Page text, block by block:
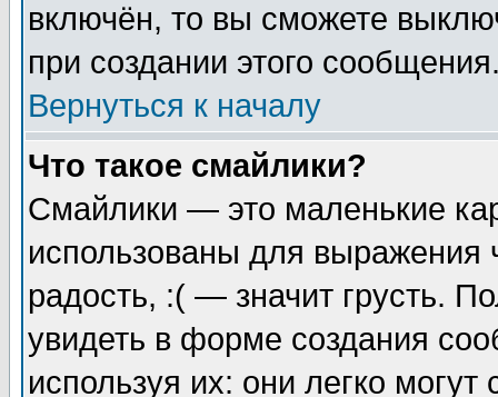
включён, то вы сможете
при создании этого
Вернуться к началу
Что такое смайлики?
Смайлики — это маленькие
использованы для
радость, :( — значит грусть.
увидеть в форме создания
используя их: они легко